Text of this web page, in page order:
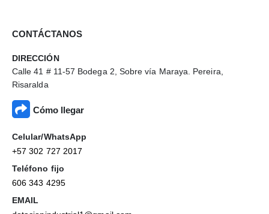
CONTÁCTANOS
DIRECCIÓN
Calle 41 # 11-57 Bodega 2, Sobre vía Maraya. Pereira,
Risaralda
Cómo llegar
Celular/WhatsApp
+57 302 727 2017
Teléfono fijo
606 343 4295
EMAIL